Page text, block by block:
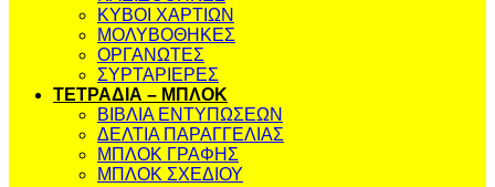
ΚΥΒΟΙ ΧΑΡΤΙΩΝ
ΜΟΛΥΒΟΘΗΚΕΣ
ΟΡΓΑΝΩΤΕΣ
ΣΥΡΤΑΡΙΕΡΕΣ
ΤΕΤΡΑΔΙΑ – ΜΠΛΟΚ
ΒΙΒΛΙΑ ΕΝΤΥΠΩΣΕΩΝ
ΔΕΛΤΙΑ ΠΑΡΑΓΓΕΛΙΑΣ
ΜΠΛΟΚ ΓΡΑΦΗΣ
ΜΠΛΟΚ ΣΧΕΔΙΟΥ